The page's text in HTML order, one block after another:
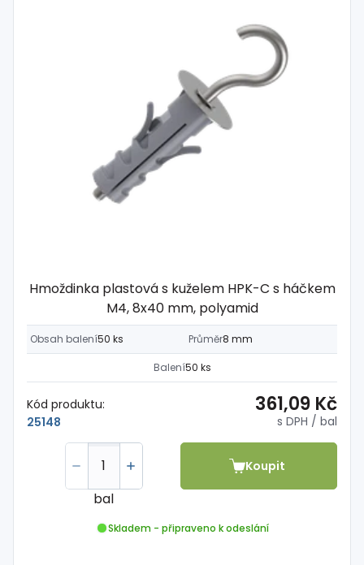
Hmoždinka plastová s kuželem HPK-C s háčkem
M4, 8x40 mm, polyamid
Obsah balení50 ks Průměr8 mm
Balení50 ks
Kód produktu:
25148
361,09 Kč
s DPH / bal
bal
Koupit
Skladem - připraveno k odeslání